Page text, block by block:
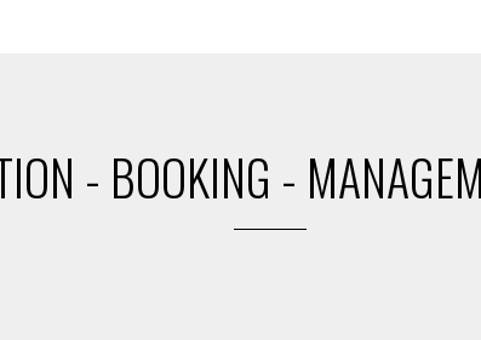
- BOOKING -